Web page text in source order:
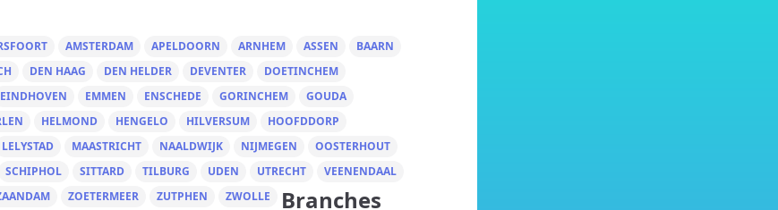
AMSTERDAM APELDOORN ARNHEM ASSEN
BAARN
DEN HAAG DEN HELDER DEVENTER
DOETINCHEM
EINDHOVEN EMMEN ENSCHEDE GORINCHEM
GOUDA
HELMOND HENGELO HILVERSUM
HOOFDDORP
LELYSTAD MAASTRICHT NAALDWIJK NIJMEGEN
OOSTERHOUT
SCHIPHOL SITTARD TILBURG UDEN UTRECHT
VEENENDAAL
ZOETERMEER ZUTPHEN ZWOLLE Branches